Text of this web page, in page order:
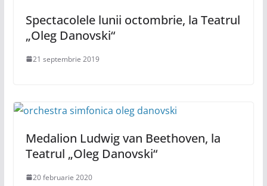
Spectacolele lunii octombrie, la Teatrul
„Oleg Danovski“
21 septembrie 2019
Medalion Ludwig van Beethoven, la
Teatrul „Oleg Danovski“
20 februarie 2020